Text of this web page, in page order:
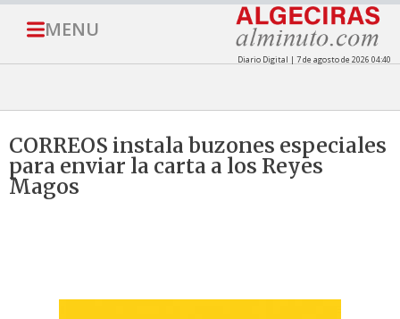
MENU
Diario Digital | 7 de agosto de 2026 04:40
CORREOS instala buzones especiales
para enviar la carta a los Reyes
Magos